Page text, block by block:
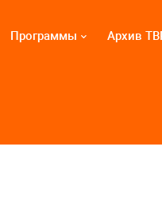
Программы Архив